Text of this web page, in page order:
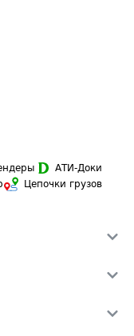
АТИ-Доки
Цепочки грузов